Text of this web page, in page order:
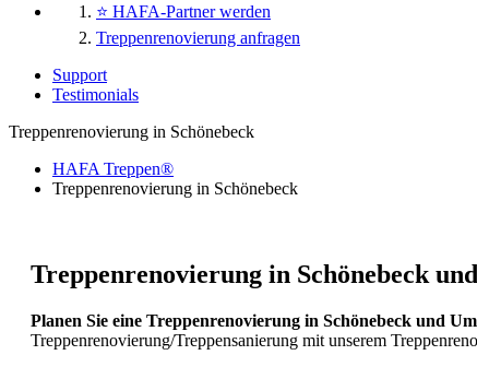
⭐ HAFA-Partner werden
Treppenrenovierung anfragen
Support
Testimonials
Treppenrenovierung in Schönebeck
HAFA Treppen®
Treppenrenovierung in Schönebeck
Treppenrenovierung in Schönebeck
Planen Sie eine Treppenrenovierung in Schönebeck und
Treppenrenovierung/Treppensanierung mit unserem